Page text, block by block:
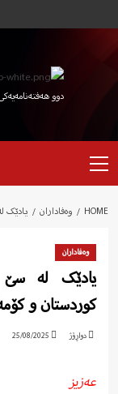
to
content
دوو
Menu
HOME وەفاداران یادێک
وەفاداران
یادێک لە سێ
کوردستان و
دواڕۆژ 25/08/2025
عەزیز